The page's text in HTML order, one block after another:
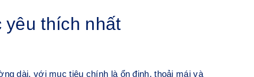
thích nhất
dài, với mục tiêu chính là ổn định, thoải mái và